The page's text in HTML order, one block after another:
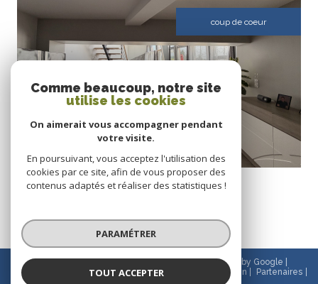
coup de coeur
rochejean (25370)
SUPERBE DUPLEX HAUT DE GAMME
© 2026 | Tous droits réservés | Traduction powered by Google |
Nos honoraires
Plan du site Mentions légales Admin
Partenaires
Comme beaucoup, notre site
utilise les cookies
On aimerait vous accompagner pendant
votre visite.
En poursuivant, vous acceptez l'utilisation des
cookies par ce site, afin de vous proposer des
contenus adaptés et réaliser des statistiques !
PARAMÉTRER
TOUT ACCEPTER